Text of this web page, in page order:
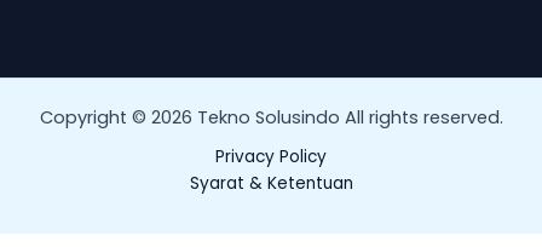
Copyright © 2026 Tekno Solusindo All rights reserved.
Privacy Policy
Syarat & Ketentuan